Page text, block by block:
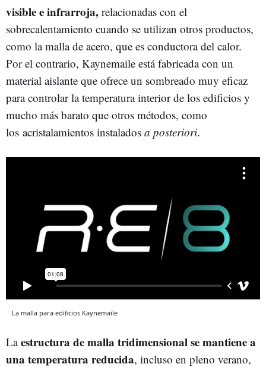
visible e infrarroja, relacionadas con el
sobrecalentamiento cuando se utilizan otros productos,
como la malla de acero, que es conductora del calor.
Por el contrario, Kaynemaile está fabricada con un
material aislante que ofrece un sombreado muy eficaz
para controlar la temperatura interior de los edificios y
mucho más barato que otros métodos, como
los acristalamientos instalados a posteriori.
La malla para edificios Kaynemaile
Laestructura de malla tridimensional se mantiene a
una temperatura reducida, incluso en pleno verano,